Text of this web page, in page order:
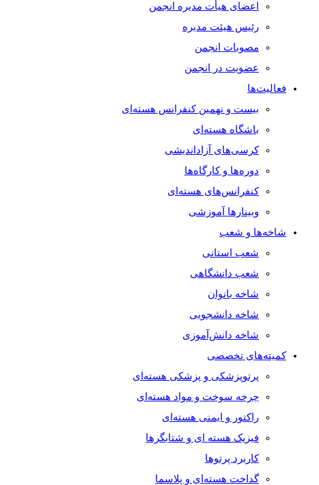
اعضای هیأت مدیره انجمن
رئیس هیئت مدیره
مصوبات انجمن
عضویت در انجمن
فعالیت‌ها
بیست و نهمین کنفرانس هسته‌ای
باشگاه هسته‌ای
کرسی‌های آزاداندیشی
دوره‌ها و کارگاه‌ها
کنفرانس‌های هسته‌ای
وبینارها آموزشی
شاخه‌ها و شعب
شعب استانی
شعب دانشگاهی
شاخه بانوان
شاخه دانشجویی
شاخه دانش‌آموزی
کمیته‌های تخصصی
پرتوپزشکی و پزشکی هسته‌ای
چرخه سوخت و مواد هسته‌ای
راکتور و ایمنی هسته‌ای
فیزیک هسته ای و شتابگرها
کاربرد پرتوها
گداخت هسته‌ای و پلاسما